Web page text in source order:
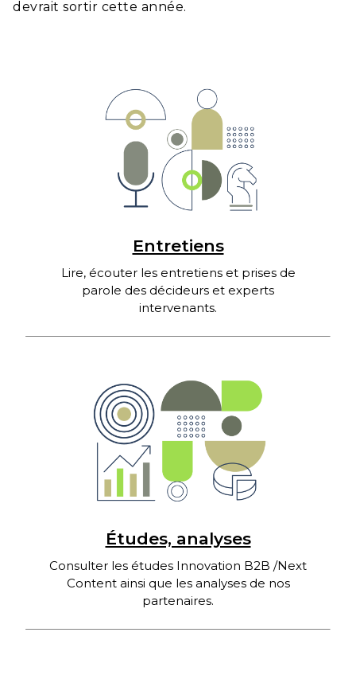
devrait sortir cette année.
Entretiens
Lire, écouter les entretiens et prises de
parole des décideurs et experts
intervenants.
Études, analyses
Consulter les études Innovation B2B /Next
Content ainsi que les analyses de nos
partenaires.